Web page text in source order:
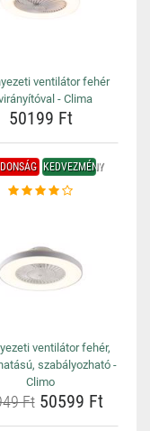
ventilátor fehér
- Clima
50199 Ft
KEDVEZMÉNY
ventilátor fehér,
szabályozható -
Climo
Ft50599 Ft